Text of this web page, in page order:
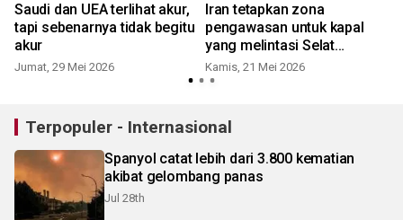
Saudi dan UEA terlihat akur,
tapi sebenarnya tidak begitu
akur
Jumat, 29 Mei 2026
Iran tetapkan zona
pengawasan untuk kapal
yang melintasi Selat
Hormuz
Kamis, 21 Mei 2026
Terpopuler - Internasional
Spanyol catat lebih dari 3.800 kematian
akibat gelombang panas
Jul 28th